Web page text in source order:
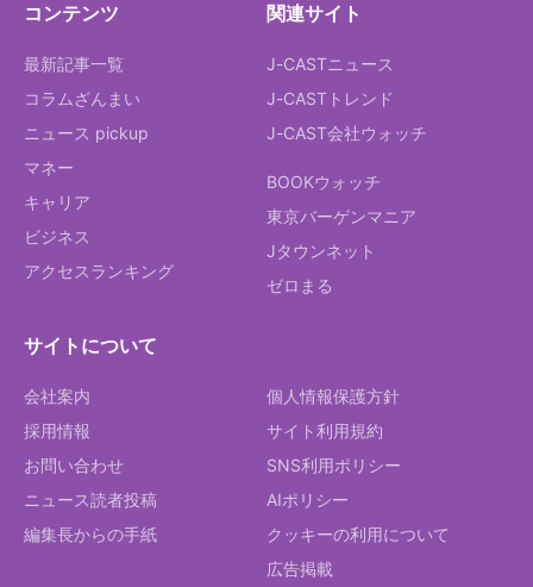
コンテンツ
最新記事一覧
コラムざんまい
ニュース pickup
マネー
キャリア
ビジネス
アクセスランキング
関連サイト
J-CASTニュース
J-CASTトレンド
J-CAST会社ウォッチ
BOOKウォッチ
東京バーゲンマニア
Jタウンネット
ゼロまる
サイトについて
会社案内
採用情報
お問い合わせ
ニュース読者投稿
編集長からの手紙
個人情報保護方針
サイト利用規約
SNS利用ポリシー
AIポリシー
クッキーの利用について
広告掲載